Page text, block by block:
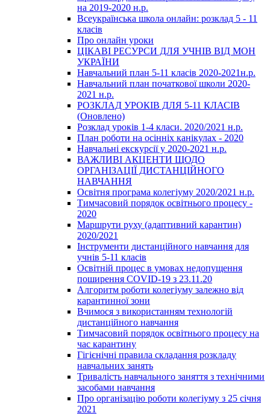
на 2019-2020 н.р.
Всеукраїнська школа онлайн: розклад 5 - 11
класів
Про онлайн уроки
ЦІКАВІ РЕСУРСИ ДЛЯ УЧНІВ ВІД МОН
УКРАЇНИ
Навчальний план 5-11 класів 2020-2021н.р.
Навчальний план початкової школи 2020-
2021 н.р.
РОЗКЛАД УРОКІВ ДЛЯ 5-11 КЛАСІВ
(Оновлено)
Розклад уроків 1-4 класи. 2020/2021 н.р.
План роботи на осінніх канікулах - 2020
Навчальні екскурсії у 2020-2021 н.р.
ВАЖЛИВІ АКЦЕНТИ ЩОДО
ОРГАНІЗАЦІЇ ДИСТАНЦІЙНОГО
НАВЧАННЯ
Освітня програма колегіуму 2020/2021 н.р.
Тимчасовий порядок освітнього процесу -
2020
Маршрути руху (адаптивний карантин)
2020/2021
Інструменти дистанційного навчання для
учнів 5-11 класів
Освітній процес в умовах недопущення
поширення COVID-19 з 23.11.20
Алгоритм роботи колегіуму залежно від
карантинної зони
Вчимося з використанням технологій
дистанційного навчання
Тимчасовий порядок освітнього процесу на
час карантину
Гігієнічні правила складання розкладу
навчальних занять
Тривалість навчального заняття з технічними
засобами навчання
Про організацію роботи колегіуму з 25 січня
2021